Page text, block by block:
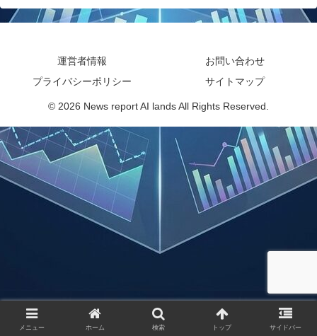
運営者情報
お問い合わせ
プライバシーポリシー
サイトマップ
© 2026 News report AI lands All Rights Reserved.
メニュー ホーム 検索 トップ サイドバー